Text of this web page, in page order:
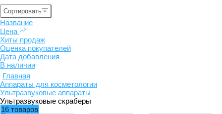
Сортировать
Название
Цена
Хиты продаж
Оценка покупателей
Дата добавления
В наличии
Главная
Аппараты для косметологии
Ультразвуковые аппараты
Ультразвуковые скраберы
16 товаров